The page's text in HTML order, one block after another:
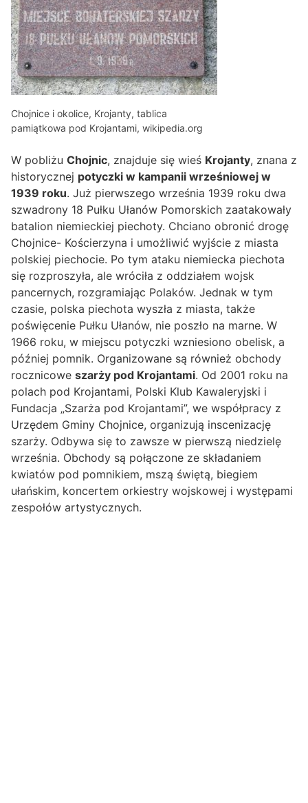
Chojnice i okolice, Krojanty, tablica
pamiątkowa pod Krojantami, wikipedia.org
W pobliżu Chojnic, znajduje się wieś Krojanty, znana z
historycznej potyczki w kampanii wrześniowej w
1939 roku. Już pierwszego września 1939 roku dwa
szwadrony 18 Pułku Ułanów Pomorskich zaatakowały
batalion niemieckiej piechoty. Chciano obronić drogę
Chojnice- Kościerzyna i umożliwić wyjście z miasta
polskiej piechocie. Po tym ataku niemiecka piechota
się rozproszyła, ale wróciła z oddziałem wojsk
pancernych, rozgramiając Polaków. Jednak w tym
czasie, polska piechota wyszła z miasta, także
poświęcenie Pułku Ułanów, nie poszło na marne. W
1966 roku, w miejscu potyczki wzniesiono obelisk, a
później pomnik. Organizowane są również obchody
rocznicowe szarży pod Krojantami. Od 2001 roku na
polach pod Krojantami, Polski Klub Kawaleryjski i
Fundacja „Szarża pod Krojantami”, we współpracy z
Urzędem Gminy Chojnice, organizują inscenizację
szarży. Odbywa się to zawsze w pierwszą niedzielę
września. Obchody są połączone ze składaniem
kwiatów pod pomnikiem, mszą świętą, biegiem
ułańskim, koncertem orkiestry wojskowej i występami
zespołów artystycznych.